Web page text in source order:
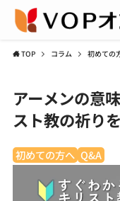
TOP コラム 初めての
アーメンの意
スト教の祈り
初めての方へ Q&A